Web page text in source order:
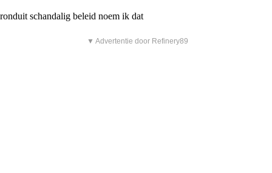
ronduit schandalig beleid noem ik dat
▼ Advertentie door Refinery89